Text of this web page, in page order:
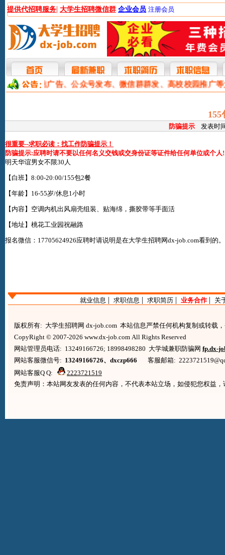
提供代招聘服务| 大学生招聘微信群 企业会员 注册会员
网提供网站广告、公众号发布、微信群群发、高校校园推广
155
防骗提示 发表时
很重要--求职必读：找工作防骗提示！
防骗提示:应聘时请不要以任何名义交钱或交身份证等证件给任何单位或个人!
明天华谊男女不限30人
【白班】8:00-20:00/155包2餐
【年龄】16-55岁/休息1小时
【内容】空调内机出风扇壳组装、贴海绵，撕胶带等手面活
【地址】桃花工业园祝融路
报名微信：17705624926应聘时请说明是在大学生招聘网dx-job.com看到的
就业信息 | 求职信息 | 求职简历| 业务合作| 关
版权所有: 大学生招聘网 dx-job.com 本站信息严禁任何机构复制或转载
CopyRight © 2007-2026 www.dx-job.com All Rights Reserved
网站管理员电话: 13249166726; 18998498280 大学城兼职防骗网 fp.dx-
网站客服微信号: 13249166726、dxczp666 客服邮箱:
网站客服Q Q:
2223721519
免责声明：本站网友发表的任何内容，不代表本站立场，如侵犯您权益